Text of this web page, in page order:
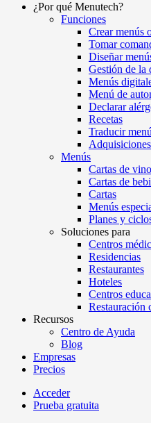
navigation
¿Por qué Menutech?
Funciones
Crear menús
Tomar
Diseñar
Gestión de la
Menús
Menú de
Declarar
Recetas
Traducir
Adquisiciones
Menús
Cartas de
Cartas de
Cartas
Menús
Planes y
Soluciones para
Centros
Residencias
Restaurantes
Hoteles
Centros
Restauración
Recursos
Centro de Ayuda
Blog
Empresas
Precios
Menutech
Acceder
Prueba gratuita